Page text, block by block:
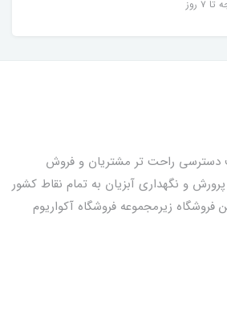
روز
دسترسی راحت تر مشتریان و فروش
پرورش و نگهداری آبزیان به تمام نقاط کشور
این فروشگاه زیرمجموعه فروشگاه آکواریوم